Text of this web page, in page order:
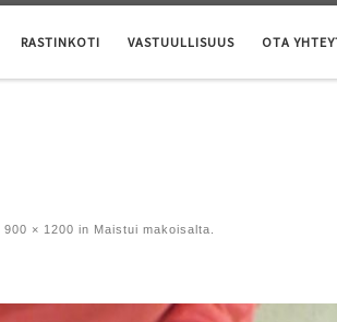
RASTINKOTI VASTUULLISUUS OTA
900 × 1200 in Maistui makoisalta.